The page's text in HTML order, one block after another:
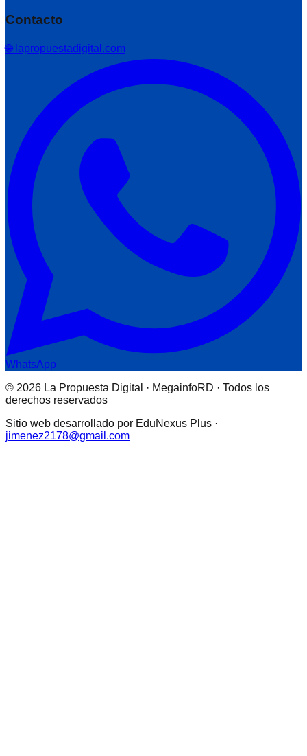
Contacto
🌐 lapropuestadigital.com
WhatsApp
© 2026 La Propuesta Digital · MegainfoRD · Todos los
derechos reservados
Sitio web desarrollado por EduNexus Plus ·
jimenez2178@gmail.com